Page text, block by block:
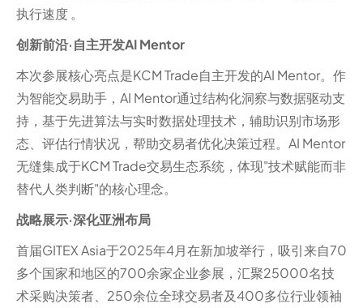
执行速度 。
创新前沿·自主开发AI Mentor
本次参展核心亮点是KCM Trade自主开发的AI Mentor。作
为智能交易助手，AI Mentor通过结构化洞察与数据驱动支
持，基于先进算法与实时数据处理技术，辅助识别市场形
态、评估行情状况，帮助交易者优化决策过程。AI Mentor
无缝集成于KCM Trade交易生态系统，体现"技术赋能而非
替代人类判断"的核心理念。
战略展示·深化亚洲布局
首届GITEX Asia于2025年4月在新加坡举行，吸引来自70
多个国家和地区的700余家企业参展，汇聚25000名技
术采购决策者、250余位全球交易者及400多位行业领袖